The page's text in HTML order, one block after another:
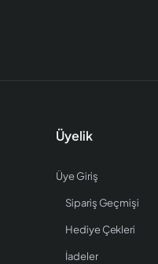
Üyelik
Üye Giriş
Sipariş Geçmişi
Hediye Çekleri
İadeler